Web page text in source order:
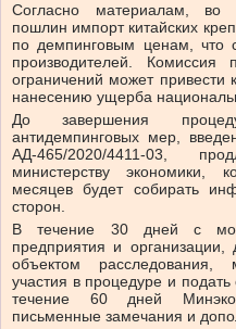
Согласно материалам, во
пошлин импорт китайских
по демпинговым ценам, что
производителей.
ограничений может привести
нанесению ущерба
До завершения
антидемпинговых мер,
АД-465/2020/4411-03,
министерству экономики,
месяцев будет собирать
сторон.
В течение 30 дней с
предприятия и организации,
объектом расследования,
участия в процедуре и
течение 60 дней
письменные замечания и